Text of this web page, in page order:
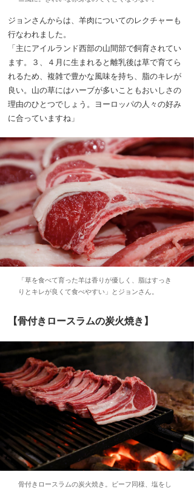
ジョンさんからは、羊肉についてのレクチャーも
行なわれました。
「主にアイルランド西部の山間部で飼育されてい
ます。３、４月に生まれると離乳後は草で育てら
れるため、複雑で豊かな風味を持ち、脂のキレが
良い。山の草にはハーブが多いこともおいしさの
理由のひとつでしょう。ヨーロッパの人々の好み
に合っていますね」
「草を食べて育った羊は香りが優しく、脂はすっき
りとキレが良くて食べやすい」とジョンさん。
【骨付きロースラムの炭火焼き】
骨付きロースラムの炭火焼き。ビーフ同様、塩をし